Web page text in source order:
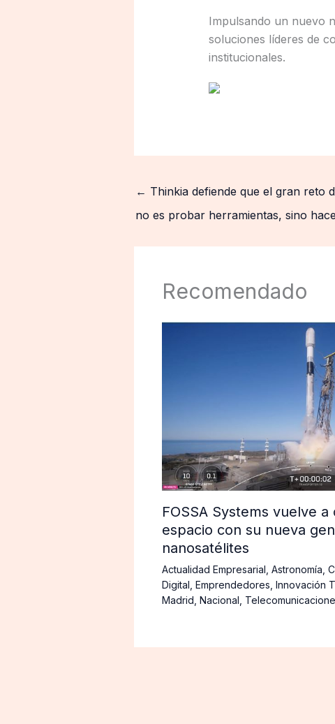
Impulsando un nuevo
soluciones líderes de
institucionales.
← Thinkia defiende que el gran reto
no es probar herramientas, sino
Recomendado
FOSSA Systems vuelve
espacio con su nueva
nanosatélites
Actualidad Empresarial Astronomía
Digital Emprendedores Innovación
Madrid Nacional